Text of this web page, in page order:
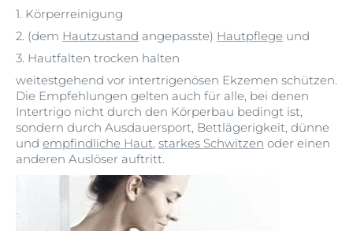
1. Körperreinigung
2. (dem Hautzustand angepasste) Hautpflege und
3. Hautfalten trocken halten
weitestgehend vor intertrigenösen Ekzemen schützen.
Die Empfehlungen gelten auch für alle, bei denen
Intertrigo nicht durch den Körperbau bedingt ist,
sondern durch Ausdauersport, Bettlägerigkeit, dünne
und empfindliche Haut, starkes Schwitzen oder einen
anderen Auslöser auftritt.